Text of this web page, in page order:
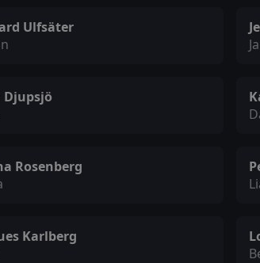
Ulfsäter
Rosenberg
Karlberg